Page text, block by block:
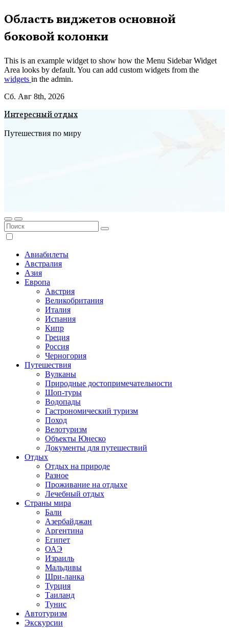
Перейти
к
содержимому
Область виджетов основной
боковой колонки
This is an example widget to show how the Menu Sidebar Widget
Area looks by default. You can add custom widgets from the
widgets in the admin.
Сб. Авг 8th, 2026
Интересный отдых
Путешествия по миру
Авиабилеты
Австралия
Азия
Европа
Австрия
Великобритания
Италия
Испания
Кипр
Греция
Россия
Черногория
Путешествия
Вулканы
Природные достопримечательности
Шоп-туры
Водопады
Гастрономический туризм
Поход
Велотуризм
Объекты Юнеско
Документы для путешествий
Отдых
Отдых на природе
Разное
Проживание на отдыхе
Лечебный отдых
Страны мира
Бали
Азербайджан
Аргентина
Египет
ОАЭ
Израиль
Мальдивы
Шри-ланка
Турция
Таиланд
Тунис
Автотуризм
Экскурсии